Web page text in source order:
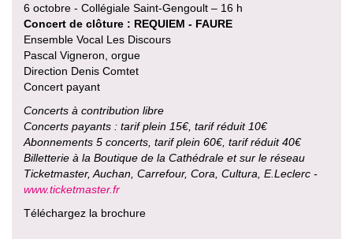
6 octobre - Collégiale Saint-Gengoult – 16 h
Concert de clôture : REQUIEM - FAURE
Ensemble Vocal Les Discours
Pascal Vigneron, orgue
Direction Denis Comtet
Concert payant
Concerts à contribution libre
Concerts payants : tarif plein 15€, tarif réduit 10€
Abonnements 5 concerts, tarif plein 60€, tarif réduit 40€
Billetterie à la Boutique de la Cathédrale et sur le réseau
Ticketmaster, Auchan, Carrefour, Cora, Cultura, E.Leclerc -
www.ticketmaster.fr
Téléchargez la brochure